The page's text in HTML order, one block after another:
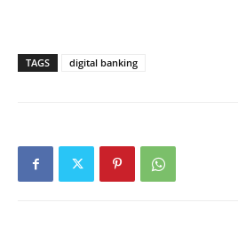
TAGS digital banking